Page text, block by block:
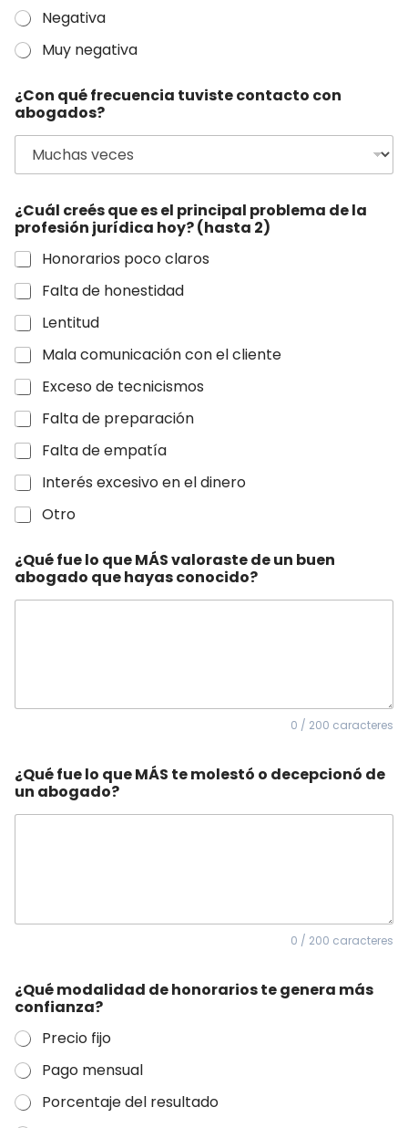
Negativa
Muy negativa
¿Con qué frecuencia tuviste contacto con
abogados?
¿Cuál creés que es el principal problema de la
profesión jurídica hoy? (hasta 2)
Honorarios poco claros
Falta de honestidad
Lentitud
Mala comunicación con el cliente
Exceso de tecnicismos
Falta de preparación
Falta de empatía
Interés excesivo en el dinero
Otro
¿Qué fue lo que MÁS valoraste de un buen
abogado que hayas conocido?
0 / 200 caracteres
¿Qué fue lo que MÁS te molestó o decepcionó de
un abogado?
0 / 200 caracteres
¿Qué modalidad de honorarios te genera más
confianza?
Precio fijo
Pago mensual
Porcentaje del resultado